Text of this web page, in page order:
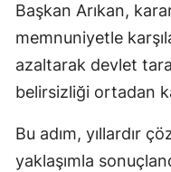
Başkan Arıkan,
memnuniyetle
azaltarak devlet
belirsizliği ortadan
Bu adım, yıllardır
yaklaşımla